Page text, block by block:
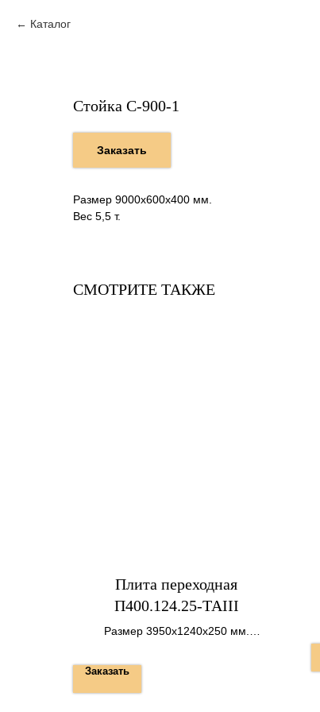
Каталог
Стойка С-900-1
Заказать
Размер 9000х600х400 мм.
Вес 5,5 т.
СМОТРИТЕ ТАКЖЕ
Плита переходная
П400.124.25-ТАIII
Размер 3950х1240х250 мм.
Заказать